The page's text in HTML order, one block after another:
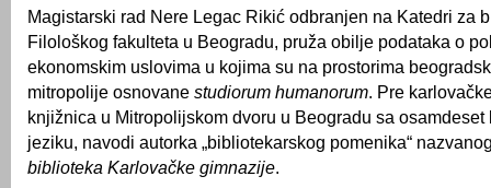
Magistarski rad Nere Legac Rikić odbranjen na Katedri za
Filološkog fakulteta u Beogradu, pruža obilje podataka o
ekonomskim uslovima u kojima su na prostorima
mitropolije osnovane studiorum humanorum. Pre
knjižnica u Mitropolijskom dvoru u Beogradu sa osamdeset
jeziku, navodi autorka „bibliotekarskog pomenika“
biblioteka Karlovačke gimnazije.